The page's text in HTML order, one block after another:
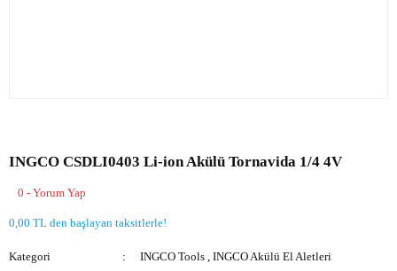
INGCO CSDLI0403 Li-ion Akülü Tornavida 1/4 4V
0 - Yorum Yap
0,00 TL den başlayan taksitlerle!
Kategori INGCO Tools ,INGCO Akülü El Aletleri